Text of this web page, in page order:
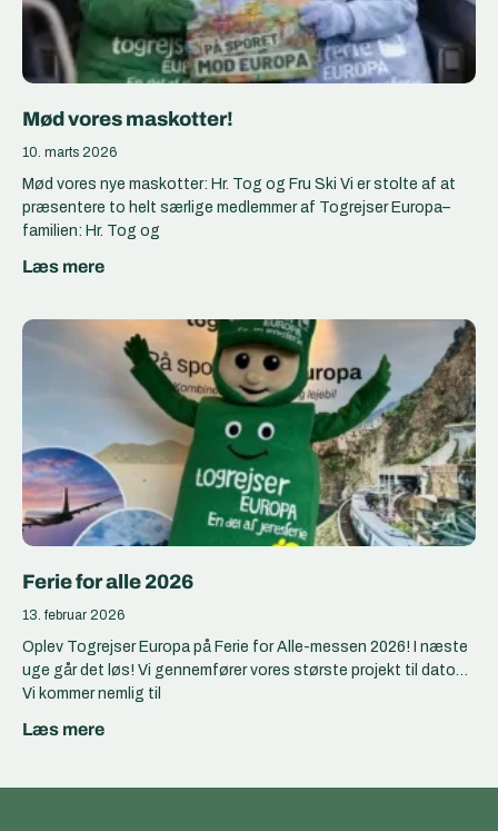
Mød vores maskotter!
10. marts 2026
Mød vores nye maskotter: Hr. Tog og Fru Ski Vi er stolte af at
præsentere to helt særlige medlemmer af Togrejser Europa–
familien: Hr. Tog og
Læs mere
Ferie for alle 2026
13. februar 2026
Oplev Togrejser Europa på Ferie for Alle-messen 2026! I næste
uge går det løs! Vi gennemfører vores største projekt til dato…
Vi kommer nemlig til
Læs mere